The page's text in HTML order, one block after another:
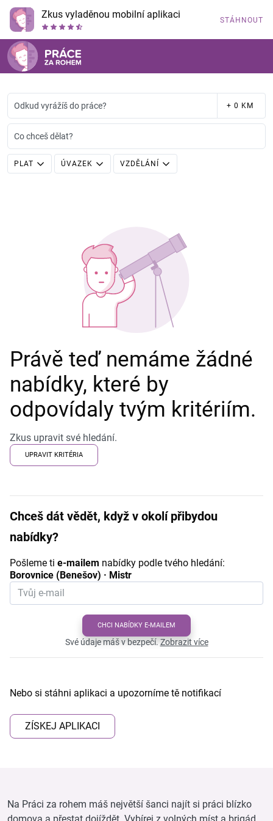
Zkus vyladěnou mobilní aplikaci STÁHNOUT
Odkud vyrážíš do práce? + 0 KM
Co chceš dělat?
PLAT ÚVAZEK VZDĚLÁNÍ
Právě teď nemáme žádné
nabídky, které by
odpovídaly tvým kritériím.
Zkus upravit své hledání.
UPRAVIT KRITÉRIA
Chceš dát vědět, když v okolí přibydou
nabídky?
Pošleme ti e-mailem nabídky podle tvého hledání:
Borovnice (Benešov) · Mistr
CHCI NABÍDKY E-MAILEM
Své údaje máš v bezpečí.Zobrazit více
Nebo si stáhni aplikaci a upozorníme tě notifikací
ZÍSKEJ APLIKACI
Na Práci za rohem máš největší šanci najít si práci blízko
domova a přestat dojíždět. Vybírej z volných míst a brigád